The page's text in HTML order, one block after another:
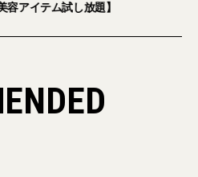
スも登場
ション＆美容アイ